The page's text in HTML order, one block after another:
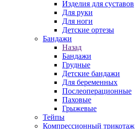
Изделия для суставов
Для руки
Для ноги
Детские ортезы
Бандажи
Назад
Бандажи
Грудные
Детские бандажи
Для беременных
Послеоперационные
Паховые
Грыжевые
Тейпы
Компрессионный трикотаж